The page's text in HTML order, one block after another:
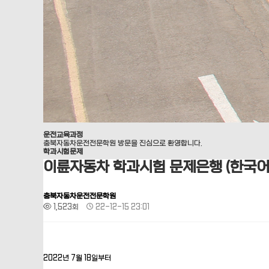
운전교육과정
충북자동차운전전문학원 방문을 진심으로 환영합니다.
학과시험문제
이륜자동차 학과시험 문제은행 (한국
충북자동차운전전문학원
1,523회
22-12-15 23:01
2022년 7월 18일부터